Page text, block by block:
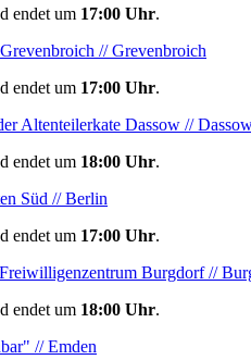
endet um 17:00 Uhr.
// Grevenbroich
endet um 17:00 Uhr.
Altenteilerkate Dassow //
endet um 18:00 Uhr.
Süd // Berlin
endet um 17:00 Uhr.
Burgdorf //
endet um 18:00 Uhr.
// Emden